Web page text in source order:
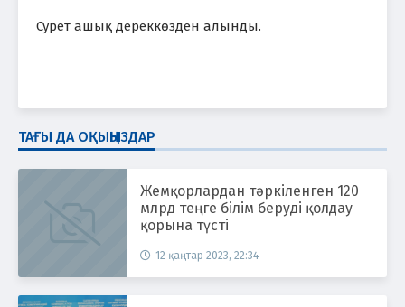
Сурет ашық дереккөзден алынды.
ТАҒЫ ДА ОҚЫҢЫЗДАР
Жемқорлардан тәркіленген 120
млрд теңге білім беруді қолдау
қорына түсті
12 қаңтар 2023, 22:34